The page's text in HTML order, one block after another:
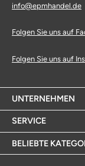
info@epmhandel.de
Folgen Sie uns auf
Folgen Sie uns auf
UNTERNEHMEN
SERVICE
BELIEBTE